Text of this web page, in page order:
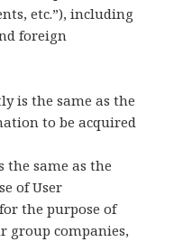
etc.”), including
foreign
is the same as the
to be acquired
the same as the
of User
the purpose of
group companies,